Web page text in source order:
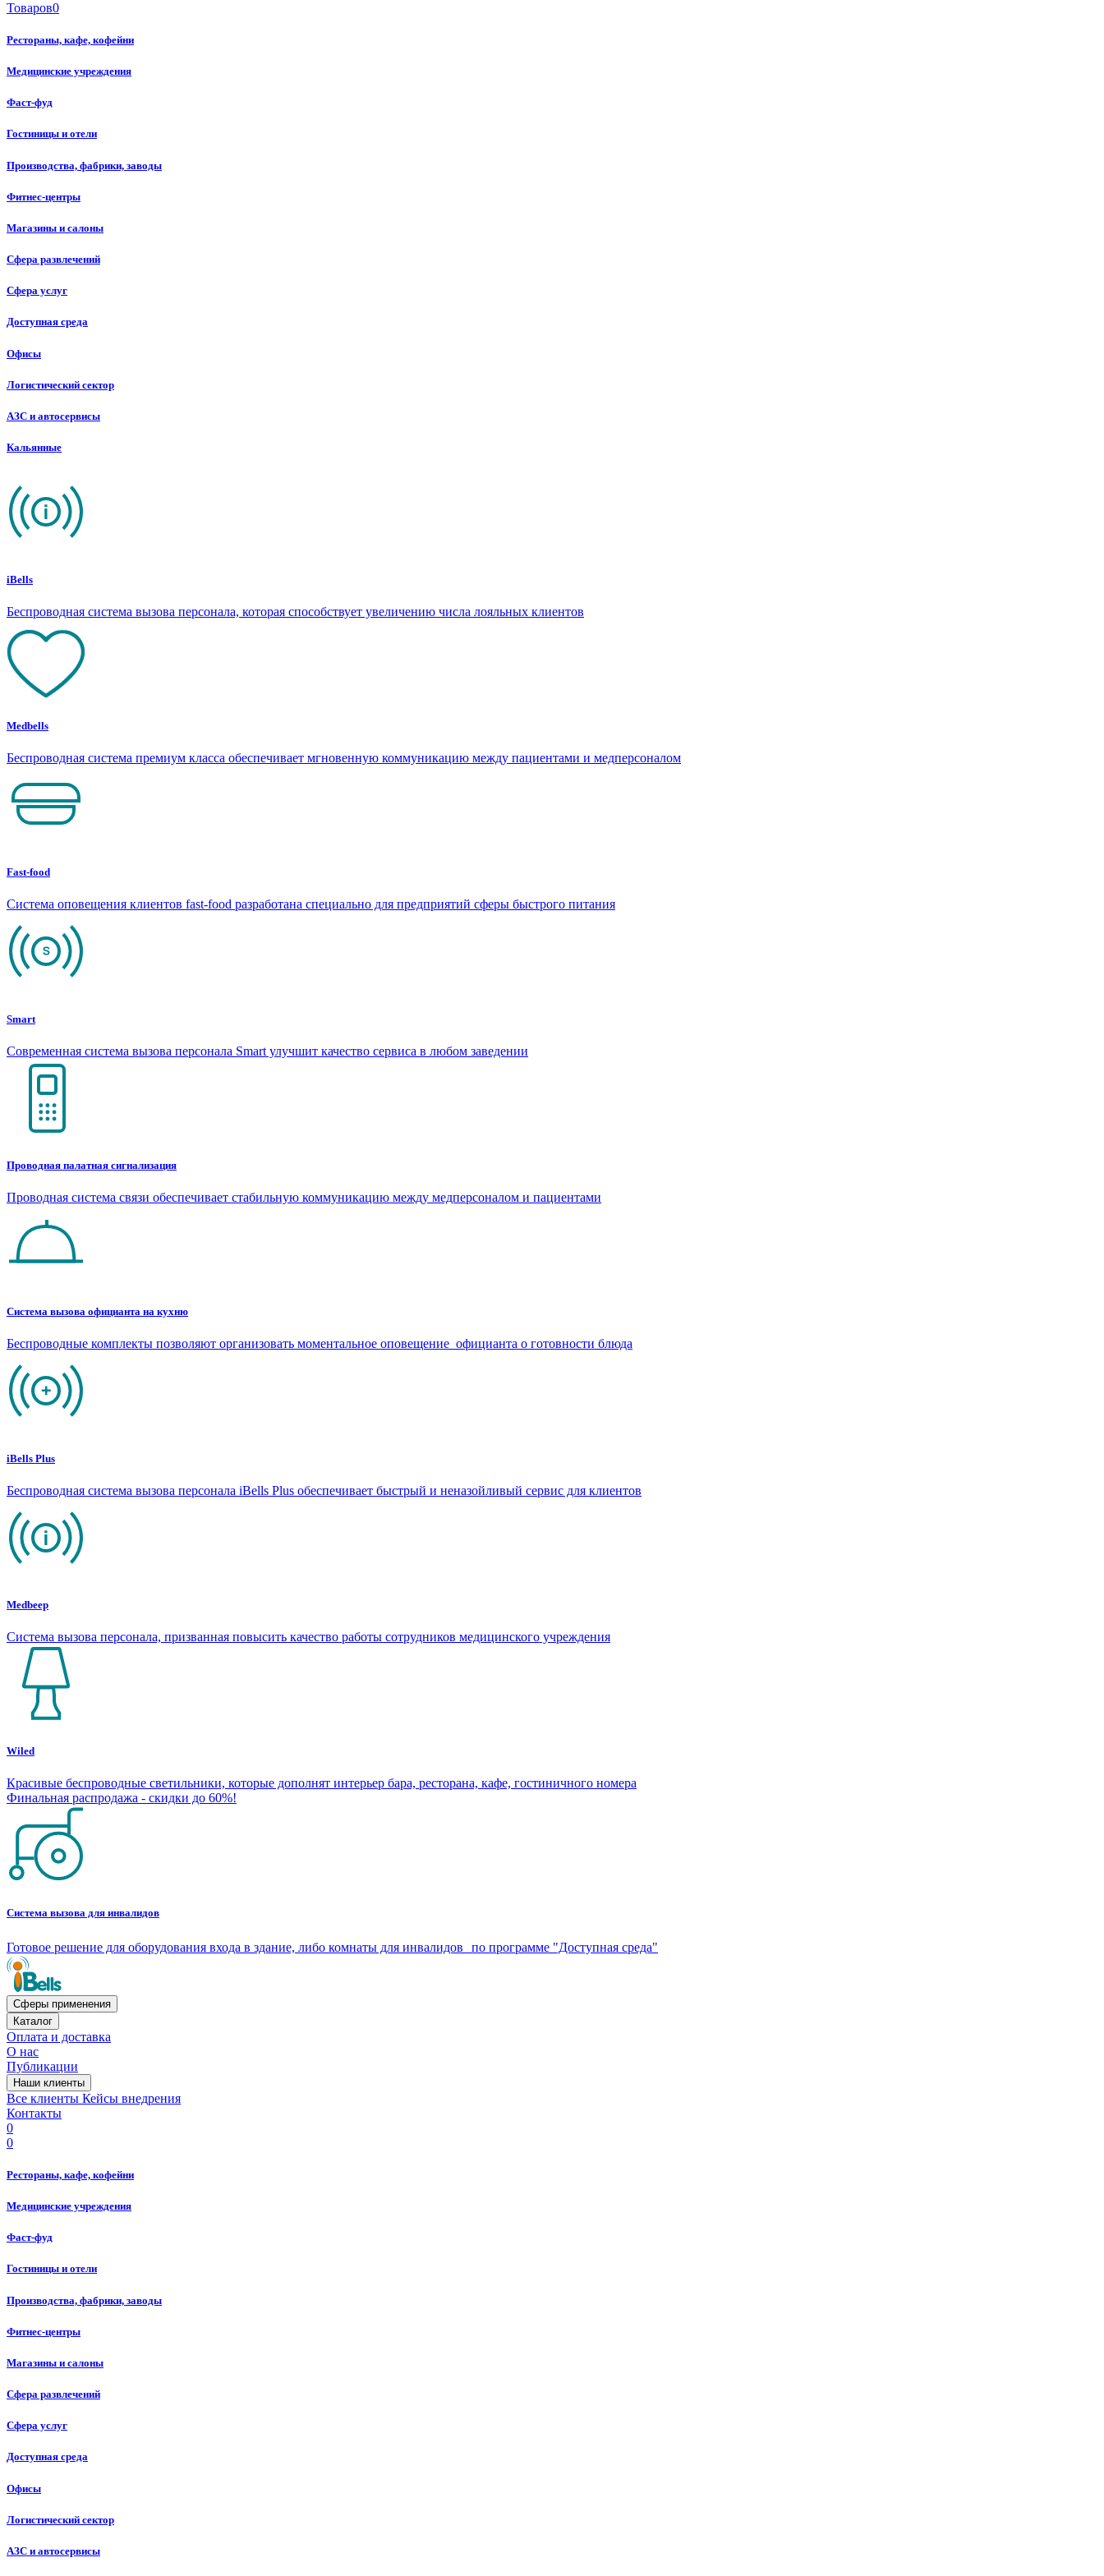
Товаров0
Рестораны, кафе, кофейни
Медицинские учреждения
Фаст-фуд
Гостиницы и отели
Производства, фабрики, заводы
Фитнес-центры
Магазины и салоны
Сфера развлечений
Сфера услуг
Доступная среда
Офисы
Логистический сектор
АЗС и автосервисы
Кальянные
iBells
Беспроводная система вызова персонала, которая способствует увеличению числа лояльных клиентов
Medbells
Беспроводная система премиум класса обеспечивает мгновенную коммуникацию между пациентами и медперсоналом
Fast-food
Система оповещения клиентов fast-food разработана специально для предприятий сферы быстрого питания
Smart
Современная система вызова персонала Smart улучшит качество сервиса в любом заведении
Проводная палатная сигнализация
Проводная система связи обеспечивает стабильную коммуникацию между медперсоналом и пациентами
Система вызова официанта на кухню
Беспроводные комплекты позволяют организовать моментальное оповещение официанта о готовности блюда
iBells Plus
Беспроводная система вызова персонала iBells Plus обеспечивает быстрый и неназойливый сервис для клиентов
Medbeep
Система вызова персонала, призванная повысить качество работы сотрудников медицинского учреждения
Wiled
Красивые беспроводные светильники, которые дополнят интерьер бара, ресторана, кафе, гостиничного номера
Финальная распродажа - скидки до 60%!
Система вызова для инвалидов
Готовое решение для оборудования входа в здание, либо комнаты для инвалидов по программе "Доступная среда"
Сферы применения
Каталог
Оплата и доставка
О нас
Публикации
Наши клиенты
Все клиенты Кейсы внедрения
Контакты
0
0
Рестораны, кафе, кофейни
Медицинские учреждения
Фаст-фуд
Гостиницы и отели
Производства, фабрики, заводы
Фитнес-центры
Магазины и салоны
Сфера развлечений
Сфера услуг
Доступная среда
Офисы
Логистический сектор
АЗС и автосервисы